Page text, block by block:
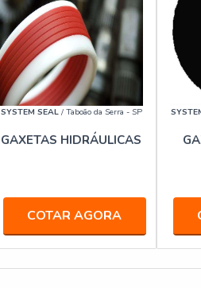
SYSTEM SEAL/ Taboão da Serra - SP
GAXETAS HIDRÁULICAS
COTAR AGORA